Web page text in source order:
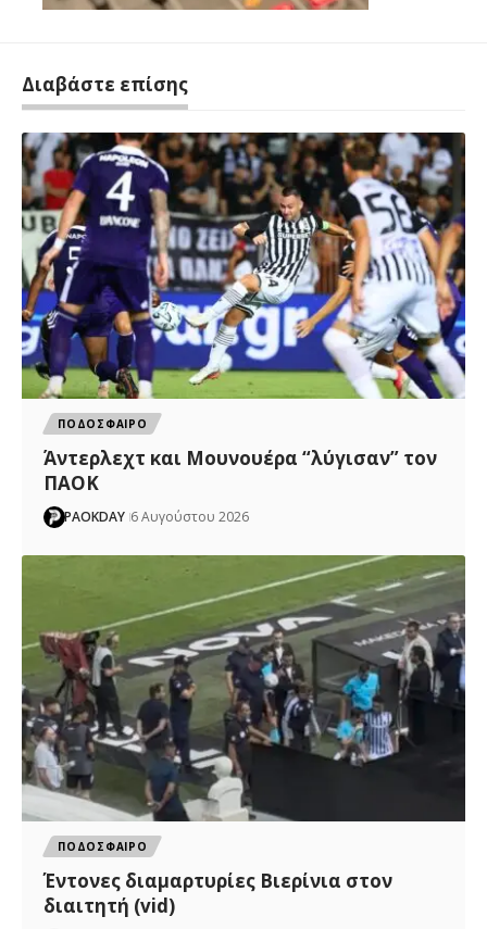
Διαβάστε επίσης
ΠΟΔΟΣΦΑΙΡΟ
Άντερλεχτ και Μουνουέρα “λύγισαν” τον
ΠΑΟΚ
PAOKDAY 6 Αυγούστου 2026
ΠΟΔΟΣΦΑΙΡΟ
Έντονες διαμαρτυρίες Βιερίνια στον
διαιτητή (vid)